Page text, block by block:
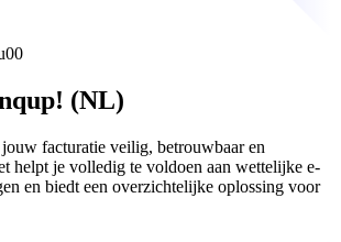
(NL)
facturatie veilig, betrouwbaar en
helpt je volledig te voldoen aan wettelijke e-
en biedt een overzichtelijke oplossing voor